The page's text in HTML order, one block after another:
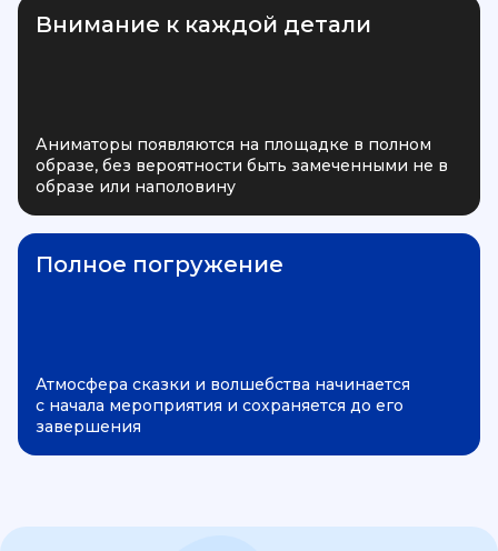
Внимание к каждой детали
Аниматоры появляются на площадке в полном
образе, без вероятности быть замеченными не в
образе или наполовину
Полное погружение
Атмосфера сказки и волшебства начинается
с начала мероприятия и сохраняется до его
завершения